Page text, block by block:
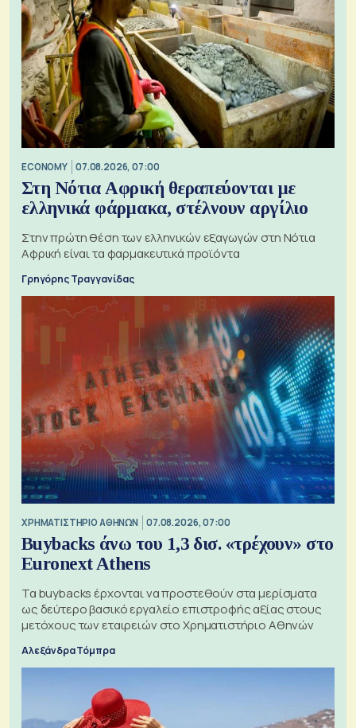
ECONOMY 07.08.2026, 07:00
Στη Νότια Αφρική θεραπεύονται με
ελληνικά φάρμακα, στέλνουν αργίλιο
Στην πρώτη θέση των ελληνικών εξαγωγών στη Νότια
Αφρική είναι τα φαρμακευτικά προϊόντα
Γρηγόρης Τραγγανίδας
XΡΗΜΑΤΙΣΤΗΡΙΟ ΑΘΗΝΩΝ 07.08.2026, 07:00
Buybacks άνω του 1,3 δισ. «τρέχουν» στο
Euronext Athens
Τα buybacks έρχονται να προστεθούν στα μερίσματα
ως δεύτερο βασικό εργαλείο επιστροφής αξίας στους
μετόχους των εταιρειών στο Χρηματιστήριο Αθηνών
Αλεξάνδρα Τόμπρα